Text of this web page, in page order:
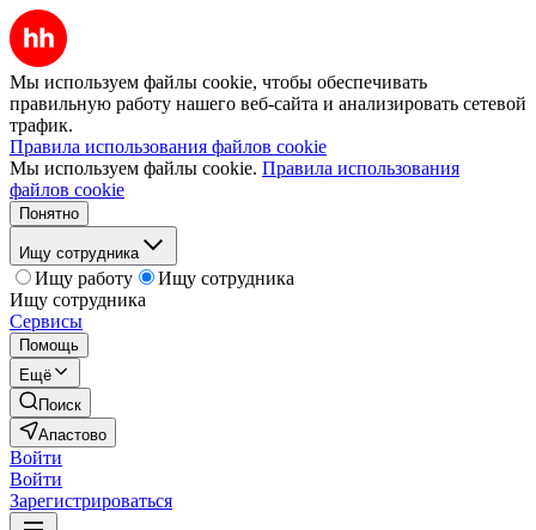
Мы используем файлы cookie, чтобы обеспечивать
правильную работу нашего веб-сайта и анализировать сетевой
трафик.
Правила использования файлов cookie
Мы используем файлы cookie. Правила использования
файлов cookie
Понятно
Ищу сотрудника
Ищу работу
Ищу сотрудника
Ищу сотрудника
Сервисы
Помощь
Ещё
Поиск
Апастово
Войти
Войти
Зарегистрироваться